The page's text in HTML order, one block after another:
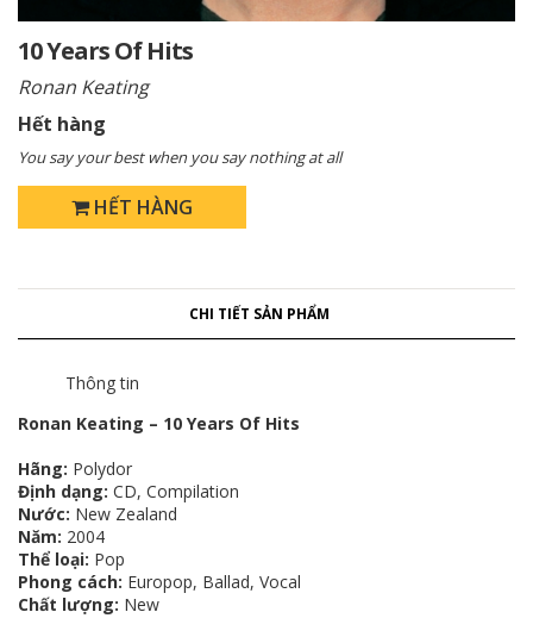
10 Years Of Hits
Ronan Keating
Hết hàng
You say your best when you say nothing at all
HẾT HÀNG
CHI TIẾT SẢN PHẨM
Thông tin
Ronan Keating – 10 Years Of Hits
Hãng: Polydor
Định dạng: CD, Compilation
Nước: New Zealand
Năm: 2004
Thể loại: Pop
Phong cách: Europop, Ballad, Vocal
Chất lượng: New